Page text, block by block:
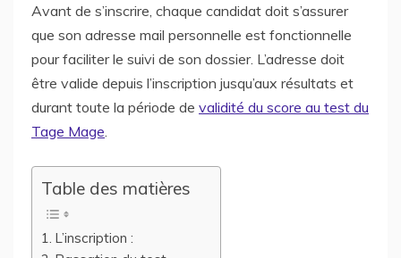
Avant de s’inscrire, chaque candidat doit s’assurer
que son adresse mail personnelle est fonctionnelle
pour faciliter le suivi de son dossier. L’adresse doit
être valide depuis l’inscription jusqu’aux résultats et
durant toute la période de validité du score au test du
Tage Mage
Table des matières
L’inscription :